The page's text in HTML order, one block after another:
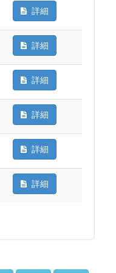
詳細
詳細
詳細
詳細
詳細
詳細